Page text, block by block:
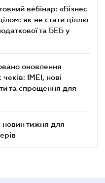
вебінар: «Бізнес
як не стати ціллю
та БЕБ у
оновлення
IMEI, нові
та спрощення для
тижня для